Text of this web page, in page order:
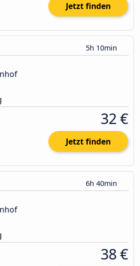
Jetzt finden
5h 10min
32 €
Jetzt finden
6h 40min
38 €